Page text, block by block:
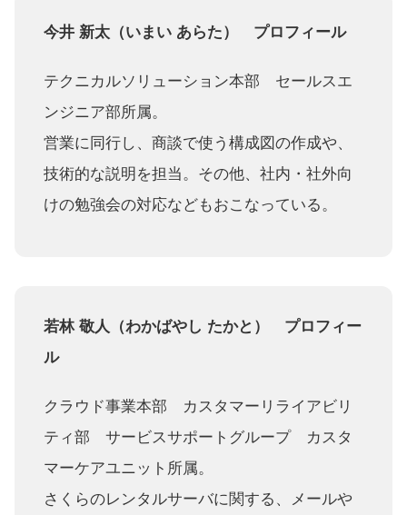
今井 新太（いまい あらた） プロフィール
テクニカルソリューション本部 セールスエ
ンジニア部所属。
営業に同行し、商談で使う構成図の作成や、
技術的な説明を担当。その他、社内・社外向
けの勉強会の対応などもおこなっている。
若林 敬人（わかばやし たかと） プロフィー
ル
クラウド事業本部 カスタマーリライアビリ
ティ部 サービスサポートグループ カスタ
マーケアユニット所属。
さくらのレンタルサーバに関する、メールや